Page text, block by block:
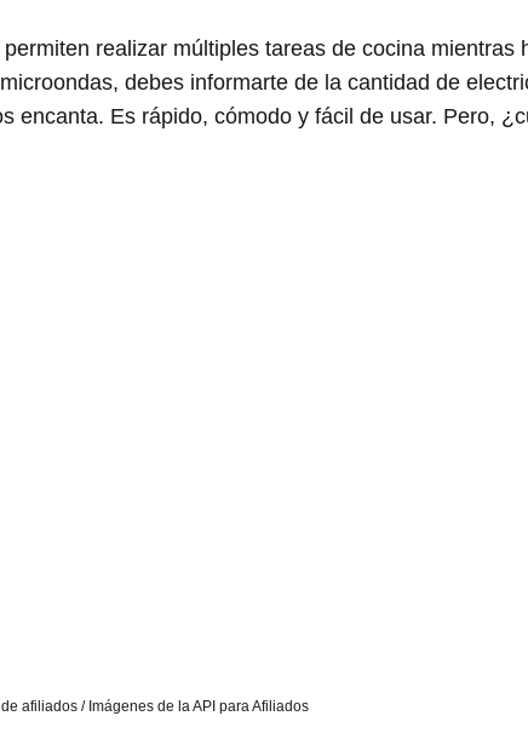
realizar múltiples tareas de cocina mientras
debes informarte de la cantidad de
encanta. Es rápido, cómodo y fácil de usar. Pero,
afiliados / Imágenes de la API para Afiliados